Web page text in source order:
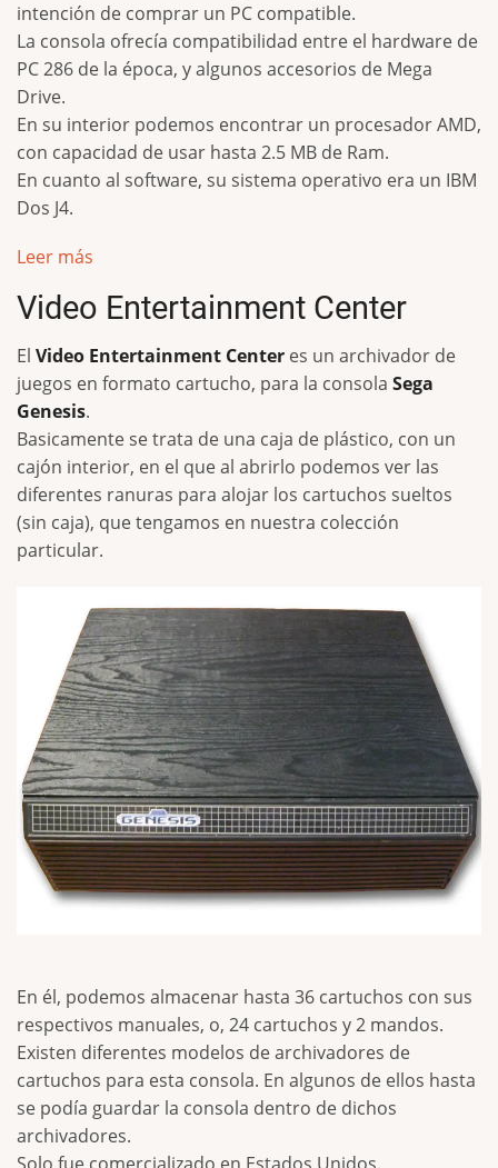
intención de comprar un PC compatible.
La consola ofrecía compatibilidad entre el hardware de
PC 286 de la época, y algunos accesorios de Mega
Drive.
En su interior podemos encontrar un procesador AMD,
con capacidad de usar hasta 2.5 MB de Ram.
En cuanto al software, su sistema operativo era un IBM
Dos J4.
Leer más
Video Entertainment Center
El Video Entertainment Center es un archivador de
juegos en formato cartucho, para la consola Sega
Genesis.
Basicamente se trata de una caja de plástico, con un
cajón interior, en el que al abrirlo podemos ver las
diferentes ranuras para alojar los cartuchos sueltos
(sin caja), que tengamos en nuestra colección
particular.
En él, podemos almacenar hasta 36 cartuchos con sus
respectivos manuales, o, 24 cartuchos y 2 mandos.
Existen diferentes modelos de archivadores de
cartuchos para esta consola. En algunos de ellos hasta
se podía guardar la consola dentro de dichos
archivadores.